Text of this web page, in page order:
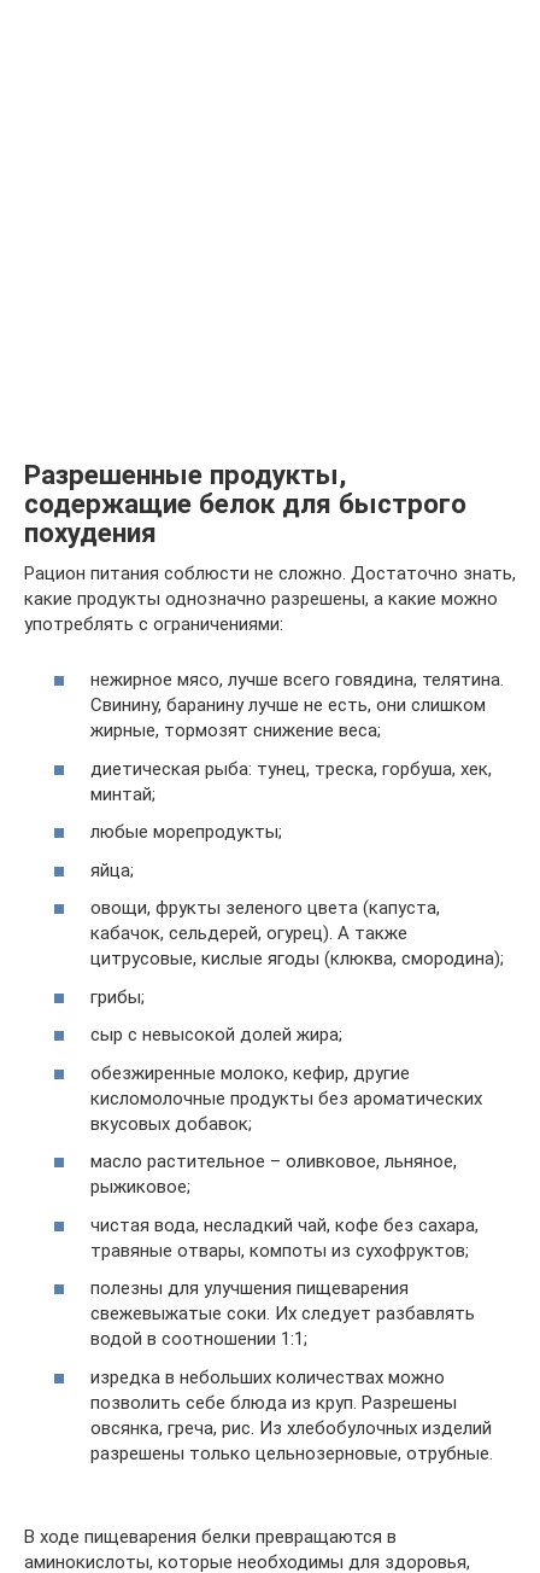
Разрешенные продукты,
содержащие белок для быстрого
похудения
Рацион питания соблюсти не сложно. Достаточно знать,
какие продукты однозначно разрешены, а какие можно
употреблять с ограничениями:
нежирное мясо, лучше всего говядина, телятина.
Свинину, баранину лучше не есть, они слишком
жирные, тормозят снижение веса;
диетическая рыба: тунец, треска, горбуша, хек,
минтай;
любые морепродукты;
яйца;
овощи, фрукты зеленого цвета (капуста,
кабачок, сельдерей, огурец). А также
цитрусовые, кислые ягоды (клюква, смородина);
грибы;
сыр с невысокой долей жира;
обезжиренные молоко, кефир, другие
кисломолочные продукты без ароматических
вкусовых добавок;
масло растительное – оливковое, льняное,
рыжиковое;
чистая вода, несладкий чай, кофе без сахара,
травяные отвары, компоты из сухофруктов;
полезны для улучшения пищеварения
свежевыжатые соки. Их следует разбавлять
водой в соотношении 1:1;
изредка в небольших количествах можно
позволить себе блюда из круп. Разрешены
овсянка, греча, рис. Из хлебобулочных изделий
разрешены только цельнозерновые, отрубные.
В ходе пищеварения белки превращаются в
аминокислоты, которые необходимы для здоровья,